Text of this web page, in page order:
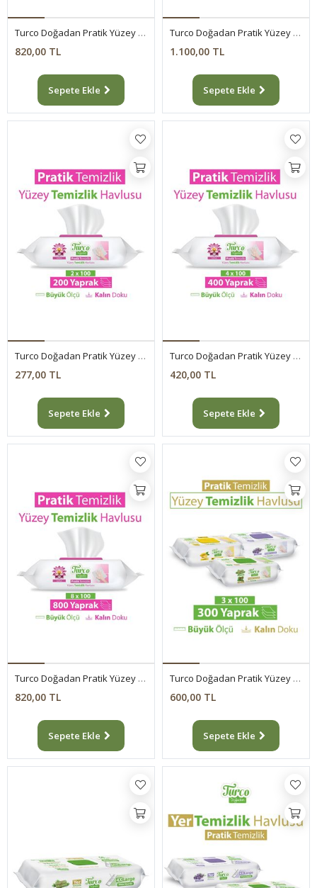
Turco Doğadan Pratik Yüzey Temizlik Havlusu Limon 8x100 (800 Yaprak)
820,00 TL
Sepete Ekle
Turco Doğadan Pratik Yüzey Temizlik Havlusu Lotus 12x100 (1200 Yaprak)
1.100,00 TL
Sepete Ekle
Turco Doğadan Pratik Yüzey Temizlik Havlusu Lotus 2x100 (200 Yaprak)
277,00 TL
Sepete Ekle
Turco Doğadan Pratik Yüzey Temizlik Havlusu Lotus 4x100 (400 Yaprak)
420,00 TL
Sepete Ekle
Turco Doğadan Pratik Yüzey Temizlik Havlusu Lotus 8x100 (800 Yaprak)
820,00 TL
Sepete Ekle
Turco Doğadan Pratik Yüzey Temizlik Havlusu Yeşil Sabun Lavanta Limon 3x100
600,00 TL
Sepete Ekle